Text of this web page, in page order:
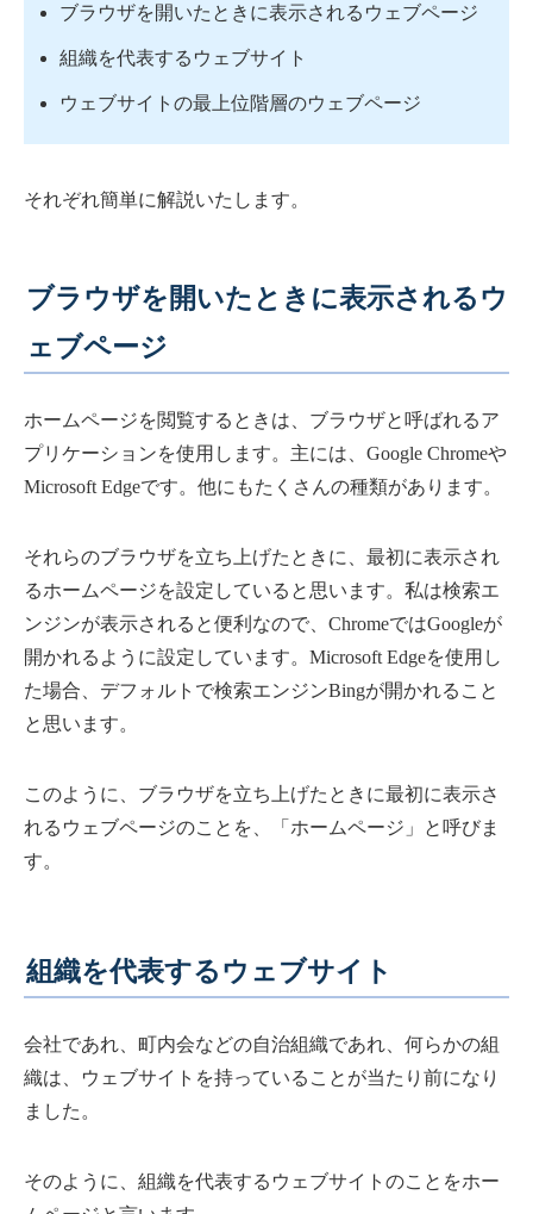
ブラウザを開いたときに表示されるウェブページ
組織を代表するウェブサイト
ウェブサイトの最上位階層のウェブページ
それぞれ簡単に解説いたします。
ブラウザを開いたときに表示されるウ
ェブページ
ホームページを閲覧するときは、ブラウザと呼ばれるア
プリケーションを使用します。主には、Google Chromeや
Microsoft Edgeです。他にもたくさんの種類があります。
それらのブラウザを立ち上げたときに、最初に表示され
るホームページを設定していると思います。私は検索エ
ンジンが表示されると便利なので、ChromeではGoogleが
開かれるように設定しています。Microsoft Edgeを使用し
た場合、デフォルトで検索エンジンBingが開かれること
と思います。
このように、ブラウザを立ち上げたときに最初に表示さ
れるウェブページのことを、「ホームページ」と呼びま
す。
組織を代表するウェブサイト
会社であれ、町内会などの自治組織であれ、何らかの組
織は、ウェブサイトを持っていることが当たり前になり
ました。
そのように、組織を代表するウェブサイトのことをホー